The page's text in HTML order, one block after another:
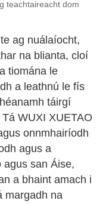
teachtaireacht dom
ag nuálaíocht,
na blianta, cloí
tiomána le
a leathnú le fís
táirgí
WUXI XUETAO
onnmhairíodh
agus a
agus san Áise,
a bhaint amach i
margadh na